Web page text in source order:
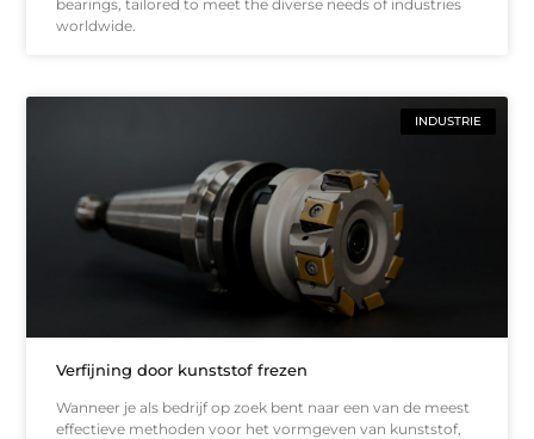
bearings, tailored to meet the diverse needs of industries
worldwide.
INDUSTRIE
Verfijning door kunststof frezen
Wanneer je als bedrijf op zoek bent naar een van de meest
effectieve methoden voor het vormgeven van kunststof,